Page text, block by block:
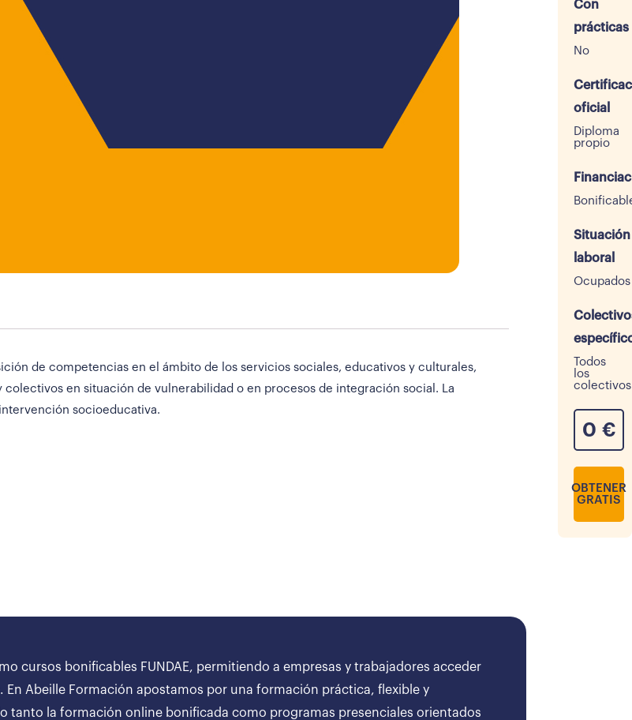
de competencias en el ámbito de los servicios sociales, educativos y culturales,
en situación de vulnerabilidad o en procesos de integración social. La
socioeducativa.
Con
prácticas
No
oficial
Diploma
propio
Situación
laboral
Ocupados
Todos
los
colectivos
0 €
OBTENER
GRATIS
cursos bonificables FUNDAE, permitiendo a empresas y trabajadores acceder
Abeille Formación apostamos por una formación práctica, flexible y
tanto la formación online bonificada como programas presenciales orientados